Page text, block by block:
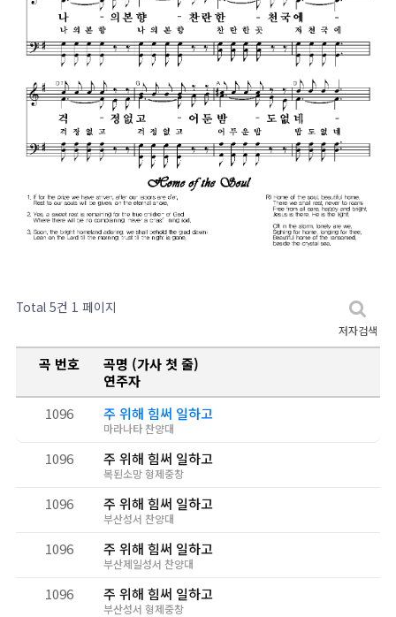
Total 5건 1 페이지
저자검색
곡 번호
곡명 (가사 첫 줄)
연주자
1096
주 위해 힘써 일하고
마라나타 찬양대
1096 주 위해 힘써 일하고
복된소망 형제중창
1096 주 위해 힘써 일하고
부산성서 찬양대
1096 주 위해 힘써 일하고
부산제일성서 찬양대
1096 주 위해 힘써 일하고
부산성서 형제중창